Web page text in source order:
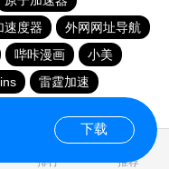
速度器
外网网址导航
哔咔漫画
小美
雷霆加速
排行 推荐
下载
0.085412s